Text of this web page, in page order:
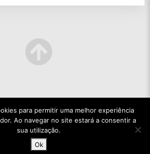
OS DIREITOS RESERVADOS.
para permitir uma melhor experiência
Ao navegar no site estará a consentir a
sua utilização.
Ok